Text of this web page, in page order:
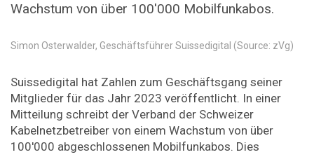
Wachstum von über 100'000 Mobilfunkabos.
Simon Osterwalder, Geschäftsführer Suissedigital (Source: zVg)
Suissedigital hat Zahlen zum Geschäftsgang seiner
Mitglieder für das Jahr 2023 veröffentlicht. In einer
Mitteilung schreibt der Verband der Schweizer
Kabelnetzbetreiber von einem Wachstum von über
100'000 abgeschlossenen Mobilfunkabos. Dies